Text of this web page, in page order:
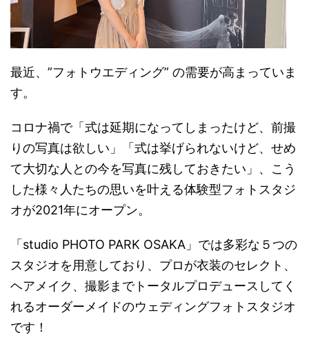
最近、”フォトウエディング” の需要が高まっていま
す。
コロナ禍で「式は延期になってしまったけど、前撮
りの写真は欲しい」「式は挙げられないけど、せめ
て大切な人との今を写真に残しておきたい」、こう
した様々人たちの思いを叶える体験型フォトスタジ
オが2021年にオープン。
「studio PHOTO PARK OSAKA」では多彩な５つの
スタジオを用意しており、プロが衣装のセレクト、
ヘアメイク、撮影までトータルプロデュースしてく
れるオーダーメイドのウェディングフォトスタジオ
です！